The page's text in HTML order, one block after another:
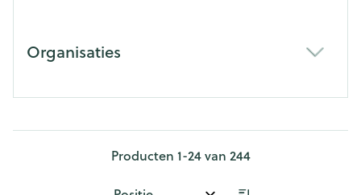
Organisaties
Producten 1-24van 244